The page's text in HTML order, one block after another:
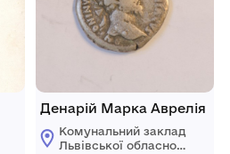
Денарій Марка Аврелія
Комунальний заклад
Львівської обласної